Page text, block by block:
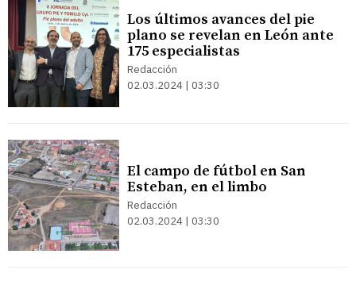
Los últimos avances del pie
plano se revelan en León ante
175 especialistas
Redacción
02.03.2024 | 03:30
El campo de fútbol en San
Esteban, en el limbo
Redacción
02.03.2024 | 03:30